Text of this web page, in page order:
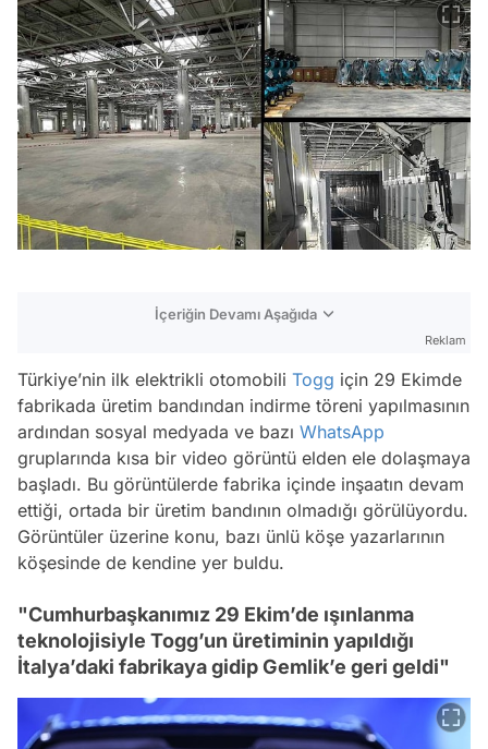
İçeriğin Devamı Aşağıda
Reklam
Türkiye’nin ilk elektrikli otomobili Togg için 29 Ekimde
fabrikada üretim bandından indirme töreni yapılmasının
ardından sosyal medyada ve bazı WhatsApp
gruplarında kısa bir video görüntü elden ele dolaşmaya
başladı. Bu görüntülerde fabrika içinde inşaatın devam
ettiği, ortada bir üretim bandının olmadığı görülüyordu.
Görüntüler üzerine konu, bazı ünlü köşe yazarlarının
köşesinde de kendine yer buldu.
"Cumhurbaşkanımız 29 Ekim’de ışınlanma
teknolojisiyle Togg’un üretiminin yapıldığı
İtalya’daki fabrikaya gidip Gemlik’e geri geldi"